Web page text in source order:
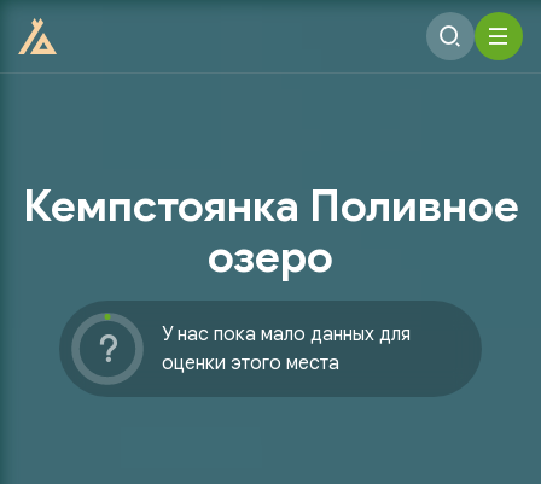
Кемпстоянка Поливное
озеро
У нас пока мало данных для
оценки этого места